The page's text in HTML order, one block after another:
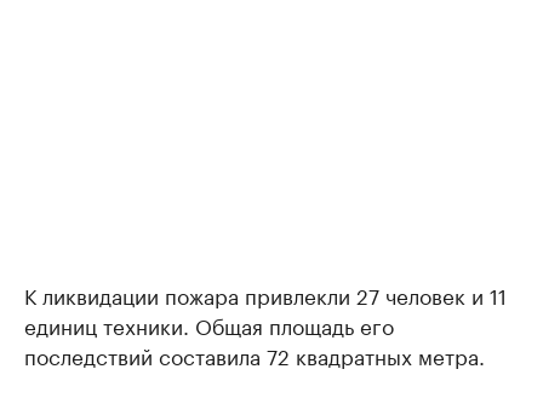
К ликвидации пожара привлекли 27 человек и 11
единиц техники. Общая площадь его
последствий составила 72 квадратных метра.